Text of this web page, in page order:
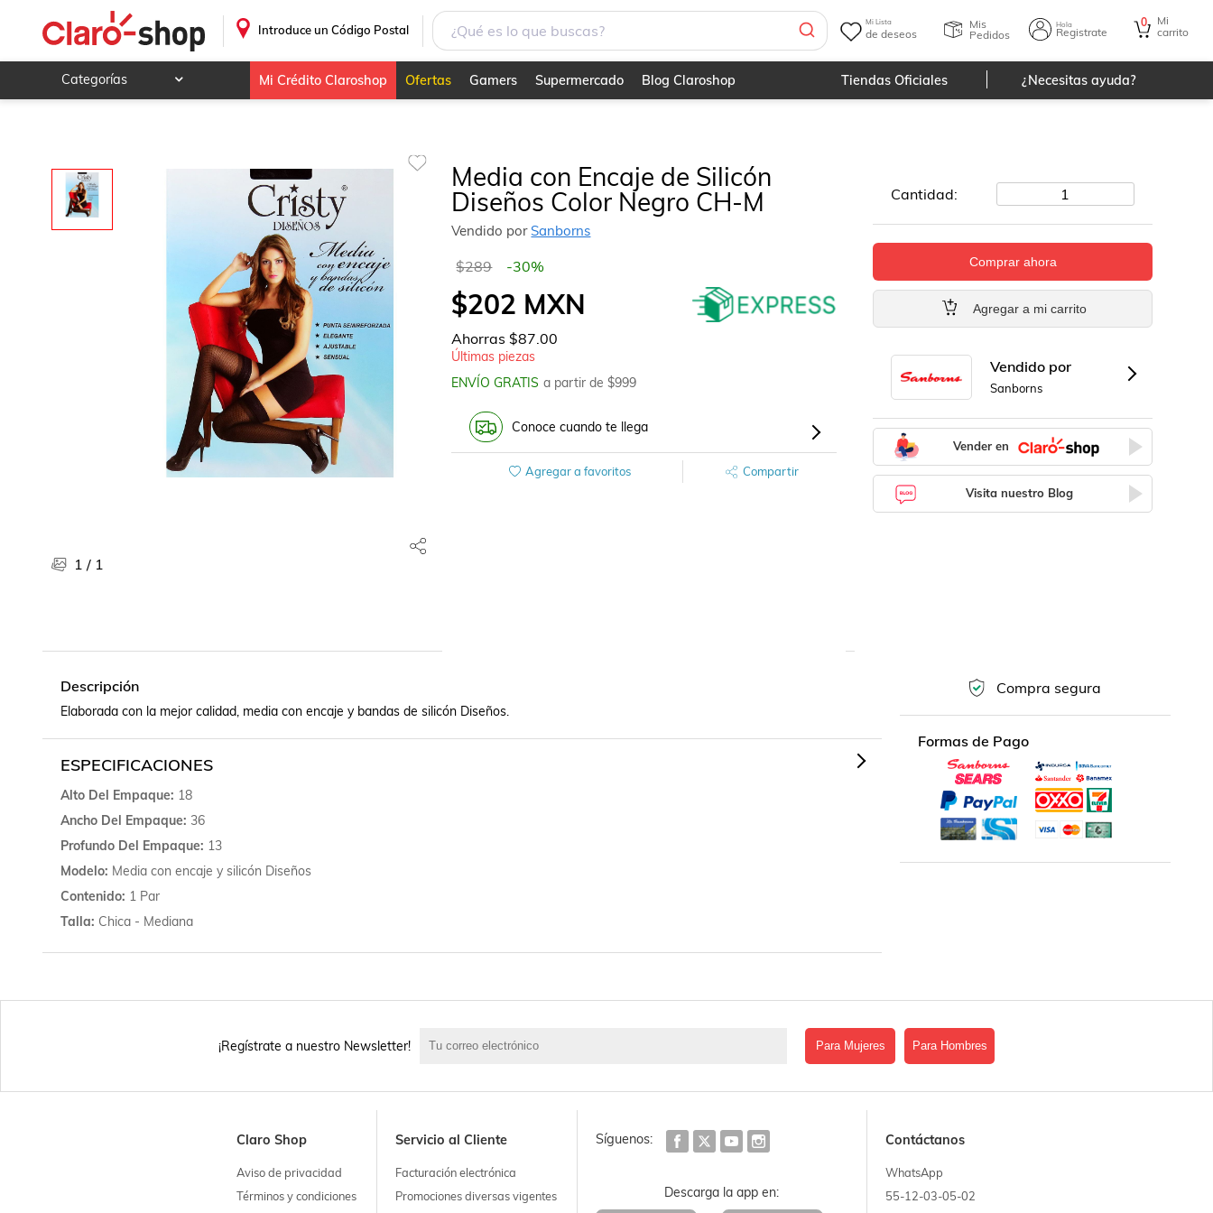
Introduce un Código Postal
Mi Lista
de deseos
Mis
Pedidos
Hola
Registrate
0
Mi
carrito
Categorías
Hogar y jardín
Deportes y ocio
Salud, belleza y cuidado personal
Películas, series de tv y música
Mi Crédito Claroshop Ofertas Gamers Supermercado Blog Claroshop Tiendas Oficiales ¿Necesitas ayuda?
1 / 1
Media con Encaje de Silicón
Diseños Color Negro CH-M
Vendido porSanborns
$289 -30%
$202 MXN
Ahorras$87.00
Últimas piezas
ENVÍO GRATIS a partir de $999
Conoce cuando te llega
Agregar a favoritos Compartir
Cantidad: 1
Comprar ahora
Agregar a mi carrito
Vendido por
Sanborns
Vender en
Visita nuestro Blog
Descripción
Elaborada con la mejor calidad, media con encaje y bandas de silicón Diseños.
ESPECIFICACIONES
Alto Del Empaque 18
Ancho Del Empaque 36
Profundo Del Empaque 13
Modelo Media con encaje y silicón Diseños
Contenido 1 Par
Talla Chica - Mediana
Compra segura
Formas de Pago
¡Regístrate a nuestro Newsletter! Para Mujeres Para Hombres
Claro Shop
Aviso de privacidad
Términos y condiciones
Servicio al Cliente
Facturación electrónica
Promociones diversas vigentes
Síguenos:
Descarga la app en:
Contáctanos
WhatsApp
55-12-03-05-02
Media con Encaje de Silicón Diseños Color Negro CH-M